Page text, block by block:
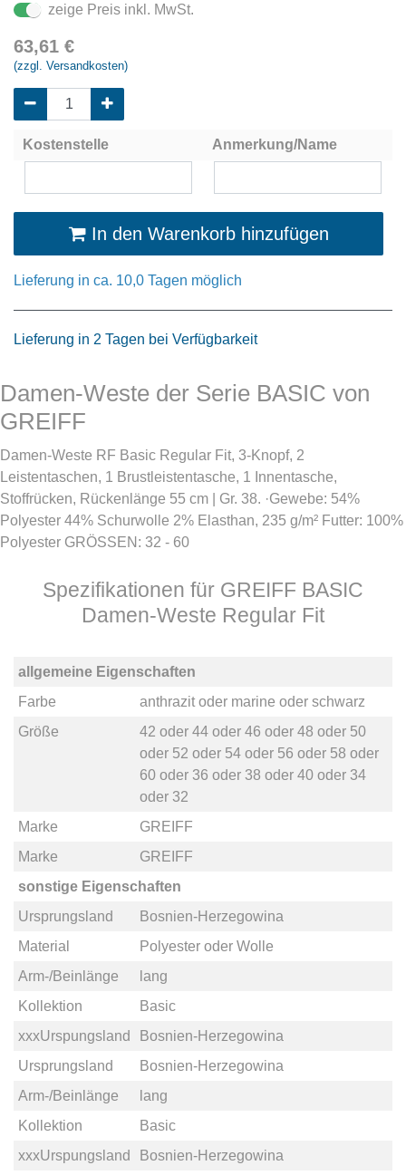
zeige Preis inkl. MwSt.
63,61 €
(zzgl. Versandkosten)
Kostenstelle Anmerkung/Name
In den Warenkorb hinzufügen
Lieferung in ca. 10,0 Tagen möglich
Lieferung in 2 Tagen bei Verfügbarkeit
Damen-Weste der Serie BASIC von
GREIFF
Damen-Weste RF Basic Regular Fit, 3-Knopf, 2
Leistentaschen, 1 Brustleistentasche, 1 Innentasche,
Stoffrücken, Rückenlänge 55 cm | Gr. 38. ·Gewebe: 54%
Polyester 44% Schurwolle 2% Elasthan, 235 g/m² Futter: 100%
Polyester GRÖSSEN: 32 - 60
Spezifikationen für GREIFF BASIC
Damen-Weste Regular Fit
allgemeine Eigenschaften
Farbe
anthrazitoder marine oder schwarz
Größe
42 oder 44oder 46 oder 48 oder 50
oder 52 oder 54oder 56 oder 58 oder
60oder 36 oder 38 oder 40oder 34
oder 32
Marke
GREIFF
Marke
GREIFF
sonstige Eigenschaften
Ursprungsland
Bosnien-Herzegowina
Material
Polyesteroder Wolle
Arm-/Beinlänge
lang
Kollektion
Basic
xxxUrspungsland
Bosnien-Herzegowina
Ursprungsland
Bosnien-Herzegowina
Arm-/Beinlänge
lang
Kollektion
Basic
xxxUrspungsland
Bosnien-Herzegowina